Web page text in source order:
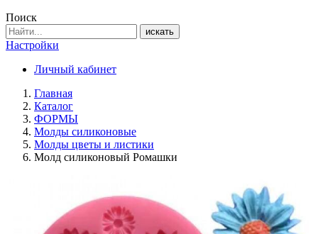
Поиск
искать
Настройки
Личный кабинет
Главная
Каталог
ФОРМЫ
Молды силиконовые
Молды цветы и листики
Молд силиконовый Ромашки